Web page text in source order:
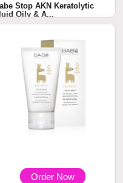
Stop AKN Keratolytic
Oily & A...
Order Now